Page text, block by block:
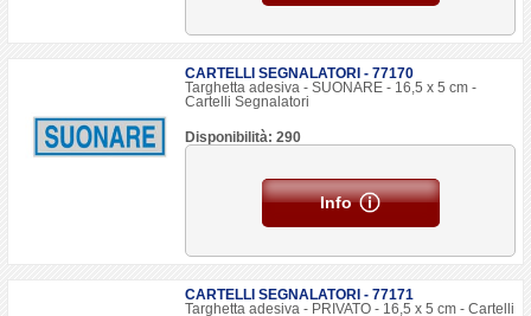
CARTELLI SEGNALATORI - 77170
Targhetta adesiva - SUONARE - 16,5 x 5 cm -
Cartelli Segnalatori
Disponibilità: 290
Info
CARTELLI SEGNALATORI - 77171
Targhetta adesiva - PRIVATO - 16,5 x 5 cm - Cartelli